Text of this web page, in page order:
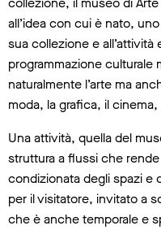
all’idea con cui è nato,
sua collezione e
programmazione
naturalmente l’arte ma
moda, la grafica, il
Una attività, quella del
struttura a flussi che
condizionata degli spazi e
per il visitatore, invitato a
che è anche temporale e